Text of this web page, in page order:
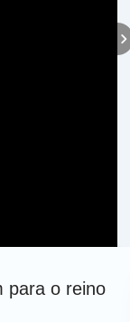
para o reino